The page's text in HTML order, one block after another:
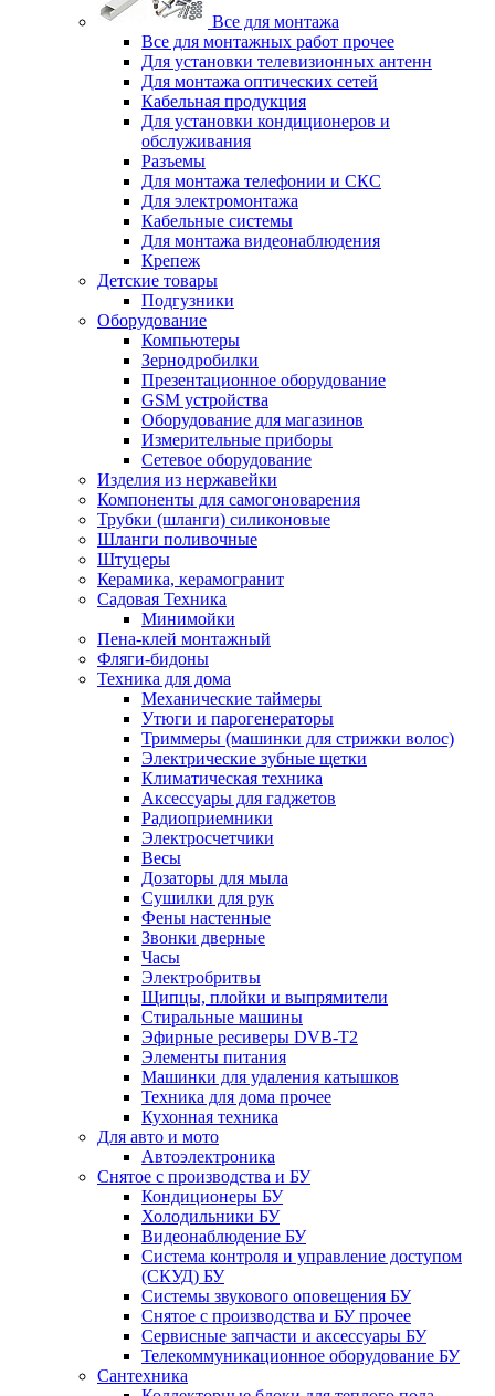
Все для монтажа
Все для монтажных работ прочее
Для установки телевизионных антенн
Для монтажа оптических сетей
Кабельная продукция
Для установки кондиционеров и
обслуживания
Разъемы
Для монтажа телефонии и СКС
Для электромонтажа
Кабельные системы
Для монтажа видеонаблюдения
Крепеж
Детские товары
Подгузники
Оборудование
Компьютеры
Зернодробилки
Презентационное оборудование
GSM устройства
Оборудование для магазинов
Измерительные приборы
Сетевое оборудование
Изделия из нержавейки
Компоненты для самогоноварения
Трубки (шланги) силиконовые
Шланги поливочные
Штуцеры
Керамика, керамогранит
Садовая Техника
Минимойки
Пена-клей монтажный
Фляги-бидоны
Техника для дома
Механические таймеры
Утюги и парогенераторы
Триммеры (машинки для стрижки волос)
Электрические зубные щетки
Климатическая техника
Аксессуары для гаджетов
Радиоприемники
Электросчетчики
Весы
Дозаторы для мыла
Сушилки для рук
Фены настенные
Звонки дверные
Часы
Электробритвы
Щипцы, плойки и выпрямители
Стиральные машины
Эфирные ресиверы DVB-T2
Элементы питания
Машинки для удаления катышков
Техника для дома прочее
Кухонная техника
Для авто и мото
Автоэлектроника
Снятое с производства и БУ
Кондиционеры БУ
Холодильники БУ
Видеонаблюдение БУ
Система контроля и управление доступом
(СКУД) БУ
Системы звукового оповещения БУ
Снятое с производства и БУ прочее
Сервисные запчасти и аксессуары БУ
Телекоммуникационное оборудование БУ
Сантехника